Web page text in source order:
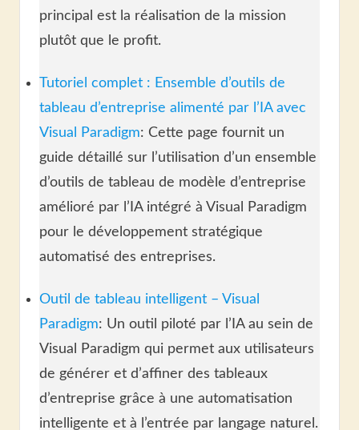
principal est la réalisation de la mission
plutôt que le profit.
Tutoriel complet : Ensemble d’outils de
tableau d’entreprise alimenté par l’IA avec
Visual Paradigm: Cette page fournit un
guide détaillé sur l’utilisation d’un ensemble
d’outils de tableau de modèle d’entreprise
amélioré par l’IA intégré à Visual Paradigm
pour le développement stratégique
automatisé des entreprises.
Outil de tableau intelligent – Visual
Paradigm: Un outil piloté par l’IA au sein de
Visual Paradigm qui permet aux utilisateurs
de générer et d’affiner des tableaux
d’entreprise grâce à une automatisation
intelligente et à l’entrée par langage naturel.